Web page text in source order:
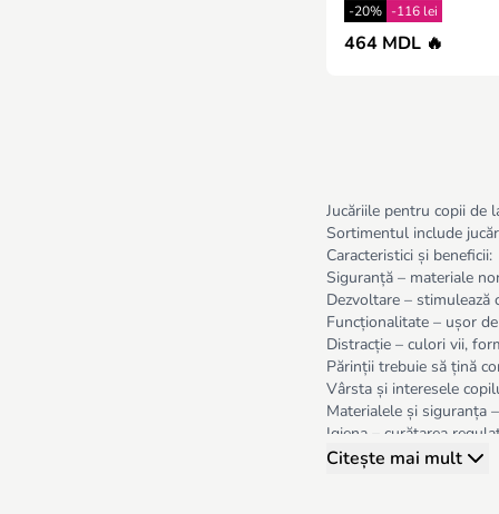
-20% -116 lei
464 MDL 🔥
Jucăriile pentru copii de
Sortimentul include
Caracteristici și beneficii:
Siguranță – materiale
Dezvoltare – stimulează
Funcționalitate – ușor
Distracție – culori vii,
Părinții trebuie să țină
Vârsta și interesele
Materialele și siguranța
Igiena – curățarea
Jucăriile Robertino.md
Citește mai mult